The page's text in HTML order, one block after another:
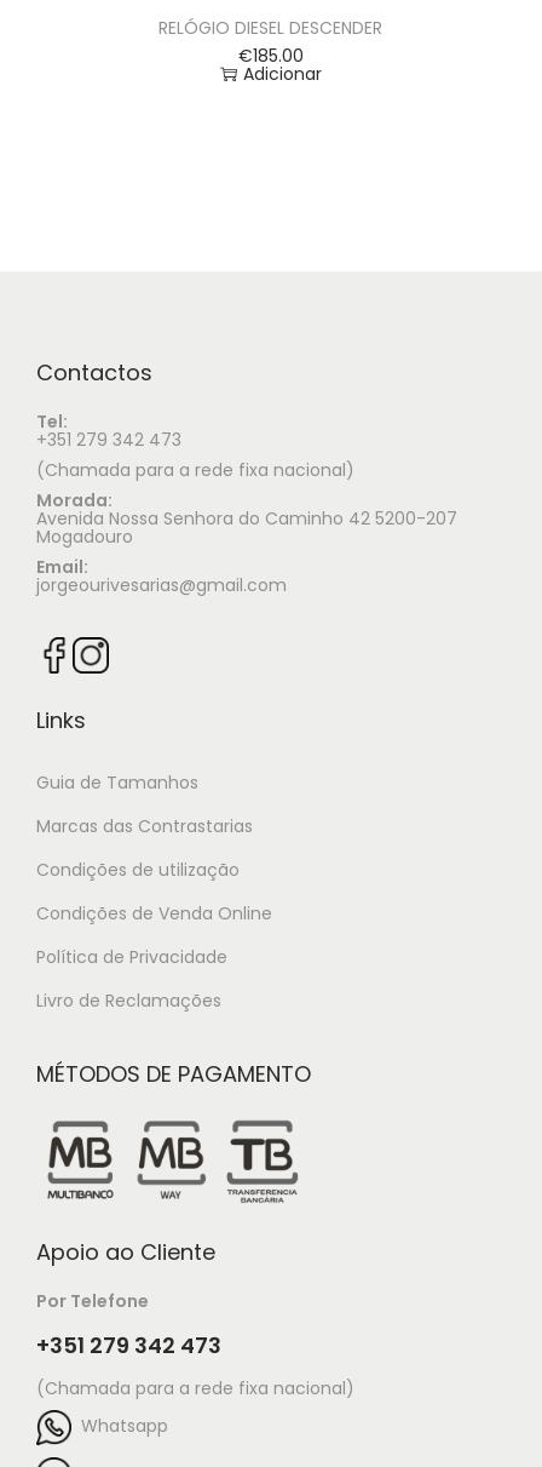
RELÓGIO DIESEL DESCENDER
€185.00
Adicionar
Contactos
Tel:
+351 279 342 473
(Chamada para a rede fixa nacional)
Morada:
Avenida Nossa Senhora do Caminho 42 5200-207
Mogadouro
Email:
jorgeourivesarias@gmail.com
Links
Guia de Tamanhos
Marcas das Contrastarias
Condições de utilização
Condições de Venda Online
Política de Privacidade
Livro de Reclamações
MÉTODOS DE PAGAMENTO
Apoio ao Cliente
Por Telefone
+351 279 342 473
(Chamada para a rede fixa nacional)
Whatsapp